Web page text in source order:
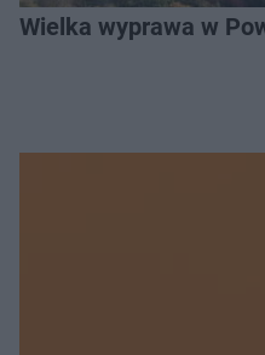
Wielka wyprawa w